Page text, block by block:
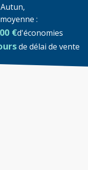
Autun,
:
€d'économies
de délai de vente